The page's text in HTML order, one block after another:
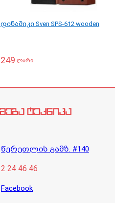
დინამიკი Sven SPS-612 wooden
249 ლარი
წერეთლის გამზ. #140
2 24 46 46
Facebook